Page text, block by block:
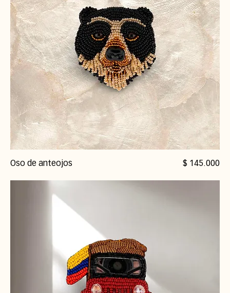
Oso de anteojos Precio
$ 145.000